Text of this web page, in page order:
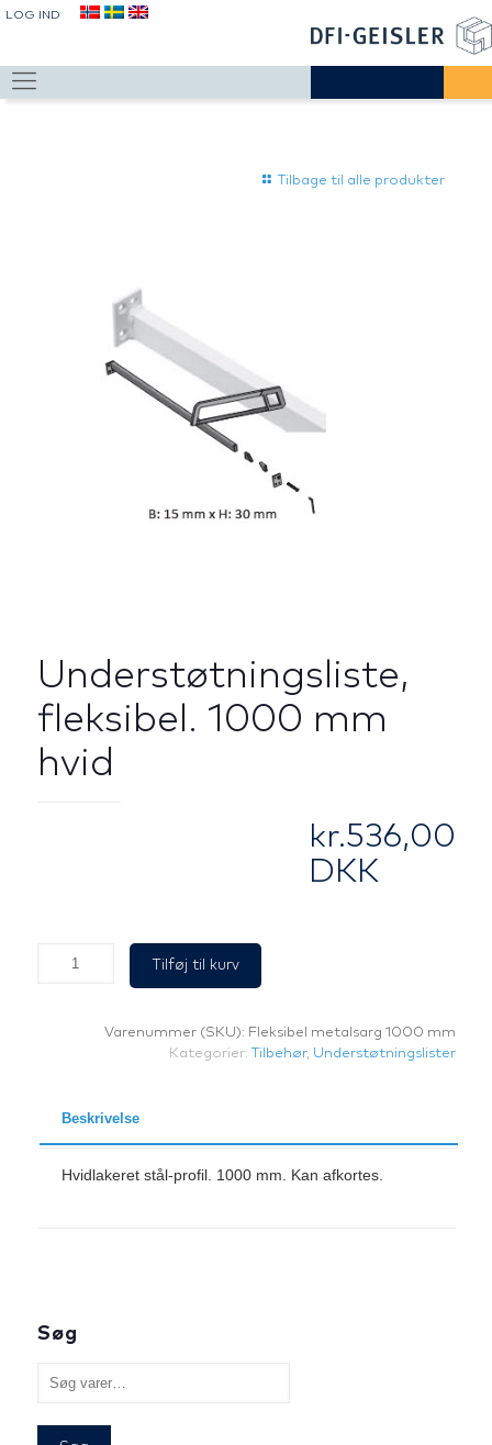
LOG IND
Tilbage til alle produkter
Understøtningsliste,
fleksibel. 1000 mm
hvid
kr.536,00
DKK
Understøtningsliste,
fleksibel.
Tilføj til kurv
Varenummer (SKU): Fleksibel metalsarg 1000 mm
Kategorier:Tilbehør, Understøtningslister
Beskrivelse
Hvidlakeret stål-profil. 1000 mm. Kan afkortes.
Søg